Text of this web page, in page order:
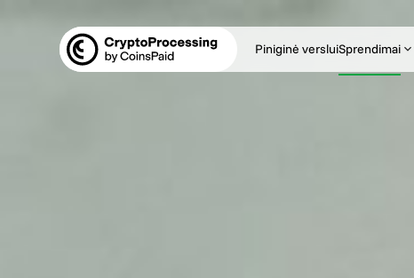
Piniginė versluiSprendimai